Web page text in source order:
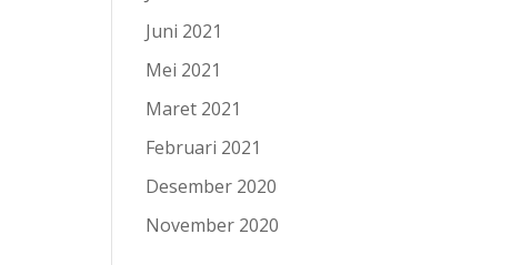
Juni 2021
Mei 2021
Maret 2021
Februari 2021
Desember 2020
November 2020